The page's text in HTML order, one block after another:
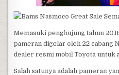
Memasuki penghujung tahun
pameran digelar oleh 22 cabang
dealer resmi mobil Toyota untuk
Salah satunya adalah pameran